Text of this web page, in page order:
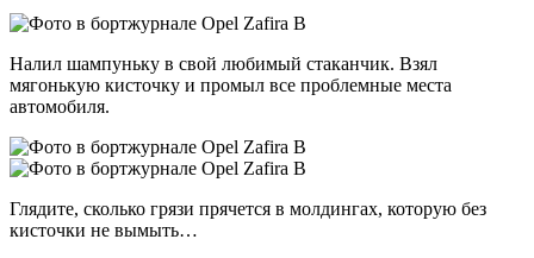
Налил шампуньку в свой любимый стаканчик. Взял
мягонькую кисточку и промыл все проблемные места
автомобиля.
Глядите, сколько грязи прячется в молдингах, которую без
кисточки не вымыть…